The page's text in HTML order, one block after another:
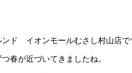
ド イオンモールむさし村山店で
春が近づいてきましたね。